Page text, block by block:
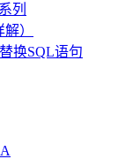
列
）
换SQL语句